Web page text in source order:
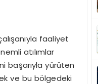
faaliyet
atılımlar
başarıyla yürüten
ve bu bölgedeki